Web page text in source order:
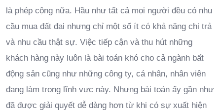
là phép cộng nữa. Hầu như tất cả mọi người đều có nhu
cầu mua đất đai nhưng chỉ một số ít có khả năng chi trả
và nhu cầu thật sự. Việc tiếp cận và thu hút những
khách hàng này luôn là bài toán khó cho cả ngành bất
động sản cũng như những công ty, cá nhân, nhân viên
đang làm trong lĩnh vực này. Nhưng bài toán ấy gần như
đã được giải quyết dễ dàng hơn từ khi có sự xuất hiện